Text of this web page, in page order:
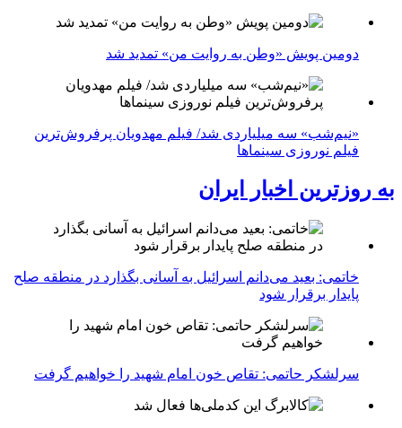
دومین پویش «وطن به روایت من» تمدید شد
«نیم‌شب» سه میلیاردی شد/ فیلم مهدویان پرفروش‌ترین
فیلم نوروزی سینماها
به روزترین اخبار ایران
خاتمی: بعید می‌دانم اسرائیل به آسانی بگذارد در منطقه صلح
پایدار برقرار شود
سرلشکر حاتمی: تقاص خون امام شهید را خواهیم گرفت